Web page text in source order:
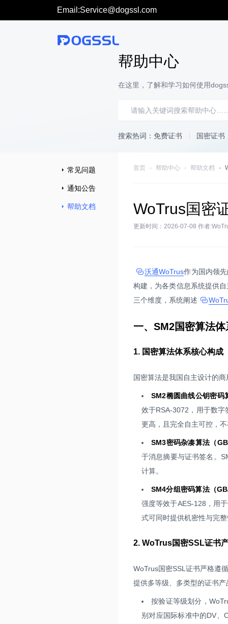
Email:Service@dogssl.com
帮助中心
在这里，了解和学习如何使用
搜索热词： 免费证书 国密证书
常见问题
通知公告
帮助文档
首页 帮助中心 帮助文档
WoTrus国密
更新时间：2026-07-08 作者
沃通WoTrus作为国内领
构建，为各类信息系统提供
三个维度，系统阐述
一、SM2国密算法
1. 国密算法体系核心构成
国密算法是我国自主设计的
SM2椭圆曲线公钥密码
效于RSA-3072，用于数
更高，且完全自主可控，
SM3密码杂凑算法（
于消息摘要与证书签名。
计算。
SM4分组密码算法（
强度等效于AES-128，用
式可同时提供机密性与完
2. WoTrus国密SSL证书
WoTrus国密SSL证书严格遵
提供多等级、多类型的证书产
按验证等级划分，
别对应国际标准中的DV、